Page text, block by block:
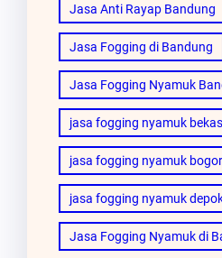
Jasa Anti Rayap Bandung
Jasa Fogging di Bandung
Jasa Fogging Nyamuk
jasa fogging nyamuk
jasa fogging nyamuk bogor
jasa fogging nyamuk
Jasa Fogging Nyamuk di